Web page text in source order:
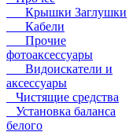
Крышки Заглушки
Кабели
Прочие
фотоаксессуары
Видоискатели и
аксессуары
Чистящие средства
Установка баланса
белого